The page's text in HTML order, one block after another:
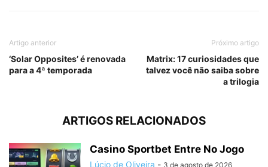
Artigo anterior
‘Solar Opposites’ é renovada
para a 4ª temporada
Próximo artigo
Matrix: 17 curiosidades que
talvez você não saiba sobre
a trilogia
ARTIGOS RELACIONADOS
Casino Sportbet Entre No Jogo
Lúcio de Oliveira - 3 de agosto de 2026